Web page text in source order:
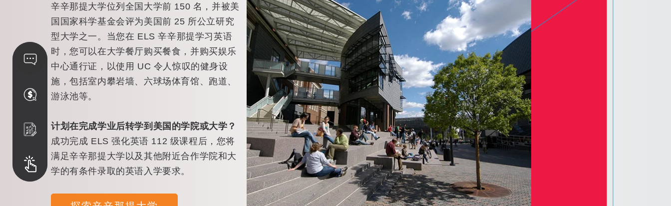
辛辛那提大学位列全国大学前 150 名，并被美
国国家科学基金会评为美国前 25 所公立研究
型大学之一。当您在 ELS 辛辛那提学习英语
时，您可以在大学餐厅购买餐食，并购买娱乐
中心通行证，以使用 UC 令人惊叹的健身设
施，包括室内攀岩墙、六球场体育馆、跑道、
游泳池等。
计划在完成学业后转学到美国的学院或大学？
成功完成 ELS 强化英语 112 级课程后，您将
满足辛辛那提大学以及其他附近合作学院和大
学的有条件录取的英语入学要求。